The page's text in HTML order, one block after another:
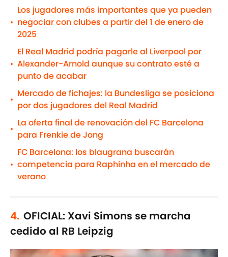
•
Los jugadores más importantes que ya pueden
negociar con clubes a partir del 1 de enero de
2025
•
El Real Madrid podría pagarle al Liverpool por
Alexander-Arnold aunque su contrato esté a
punto de acabar
•
Mercado de fichajes: la Bundesliga se posiciona
por dos jugadores del Real Madrid
•
La oferta final de renovación del FC Barcelona
para Frenkie de Jong
•
FC Barcelona: los blaugrana buscarán
competencia para Raphinha en el mercado de
verano
4. OFICIAL: Xavi Simons se marcha
cedido al RB Leipzig